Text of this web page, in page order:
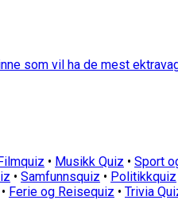
som vil ha de mest
• Musikk Quiz • Sport
• Samfunnsquiz • Politikkquiz
• Ferie og Reisequiz • Trivia